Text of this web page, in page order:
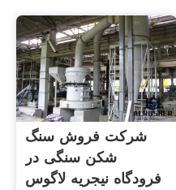
شرکت فروش سنگ
شکن سنگی در
فرودگاه نیجریه لاگوس